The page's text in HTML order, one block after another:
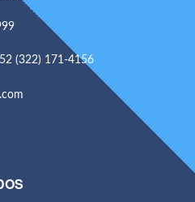
(322) 171-4156